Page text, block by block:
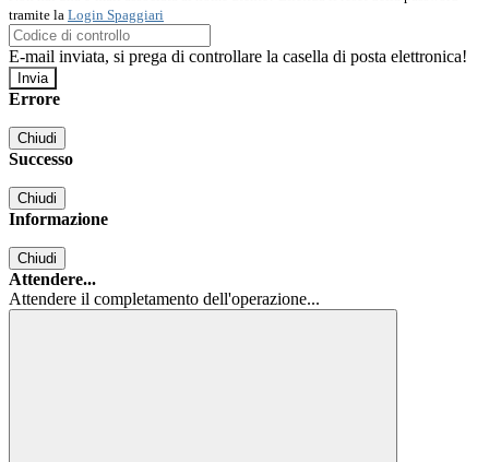
tramite la Login Spaggiari
E-mail inviata, si prega di controllare la casella di posta elettronica!
Errore
Chiudi
Successo
Chiudi
Informazione
Chiudi
Attendere...
Attendere il completamento dell'operazione...